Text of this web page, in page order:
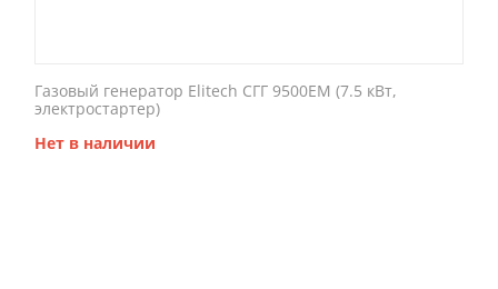
Газовый генератор Elitech СГГ 9500ЕМ (7.5 кВт,
электростартер)
Нет в наличии